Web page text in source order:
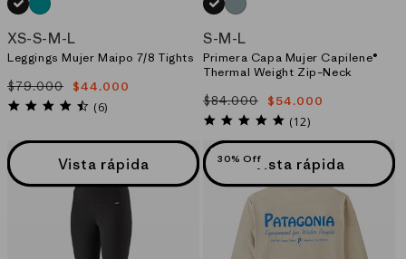
NEGRO_(BLK)
AZUL_(SSLB)
XS-S-M-L
Leggings Mujer Maipo 7/8 Tights
Precio
habitual
$79.000
Precio
de
$44.000
4.7
rating
(6)
NEGRO_(BLK)
AZUL_(TMBL)
S-M-L
Primera Capa Mujer Capilene®
Thermal Weight Zip–Neck
Precio
habitual
$84.000
Precio
de
$54.000
4.8
star
(12)
Vista rápida 30% OffVista rápida